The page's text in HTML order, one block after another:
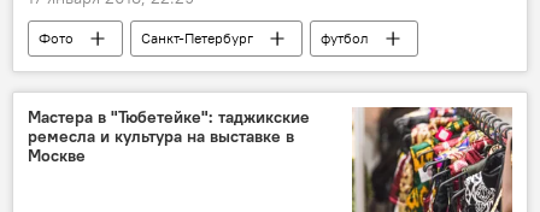
Фото Санкт-Петербург
футбол
чемпион
ФИФА ЧМ-2018
Мастера в "Тюбетейке": таджикские
ремесла и культура на выставке в
Москве